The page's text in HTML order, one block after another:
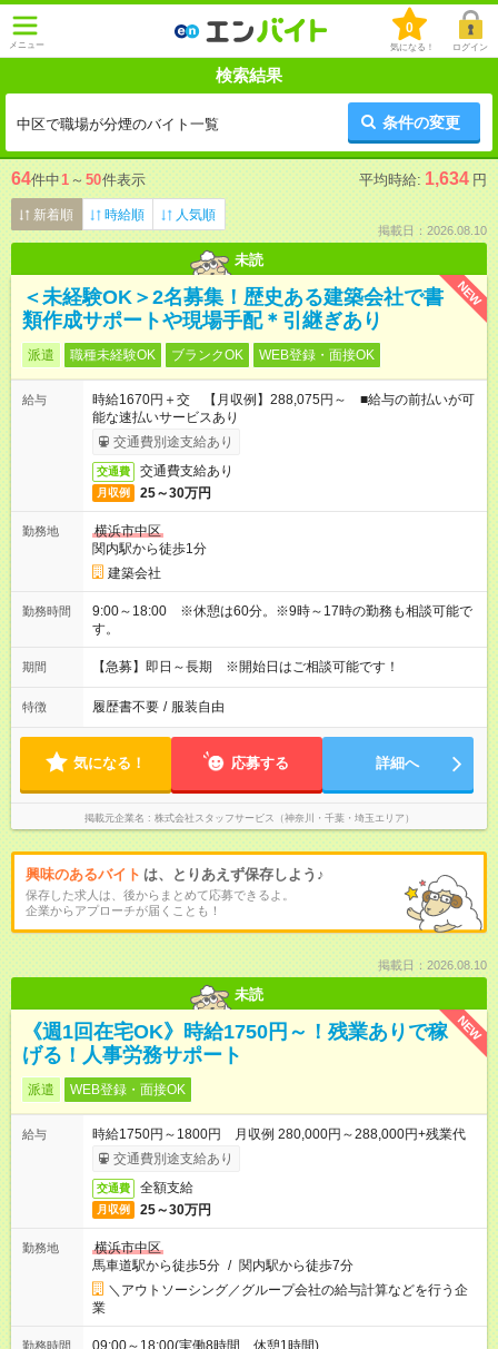
メニュー
0
気になる！ ログイン
検索結果
中区で職場が分煙のバイト一覧 条件の変更
64件中1 ～ 50件表示 平均時給: 1,634 円
新着順 時給順 人気順
掲載日：2026.08.10
未読
NEW
＜未経験OK＞2名募集！歴史ある建築会社で書
類作成サポートや現場手配＊引継ぎあり
派遣 職種未経験OK ブランクOK WEB登録・面接OK
給与
時給1670円＋交 【月収例】288,075円～ ■給与の前払いが可
能な速払いサービスあり
交通費別途支給あり
交通費 交通費支給あり
月収例 25～30万円
勤務地
横浜市中区
関内駅から徒歩1分
建築会社
勤務時間
9:00～18:00 ※休憩は60分。※9時～17時の勤務も相談可能で
す。
期間 【急募】即日～長期 ※開始日はご相談可能です！
特徴 履歴書不要 / 服装自由
気になる！ 応募する 詳細へ
掲載元企業名 株式会社スタッフサービス（神奈川・千葉・埼玉エリア）
興味のあるバイト は、とりあえず保存しよう♪
保存した求人は、後からまとめて応募できるよ。
企業からアプローチが届くことも！
掲載日：2026.08.10
未読
NEW
《週1回在宅OK》時給1750円～！残業ありで稼
げる！人事労務サポート
派遣 WEB登録・面接OK
給与
時給1750円～1800円 月収例 280,000円～288,000円+残業代
交通費別途支給あり
交通費 全額支給
月収例 25～30万円
勤務地
横浜市中区
馬車道駅から徒歩5分 / 関内駅から徒歩7分
＼アウトソーシング／グループ会社の給与計算などを行う企
業
勤務時間 09:00～18:00(実働8時間 休憩1時間)